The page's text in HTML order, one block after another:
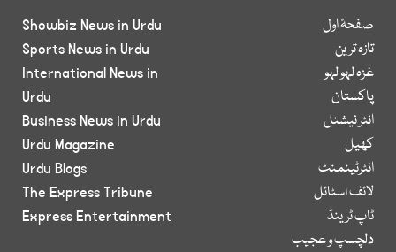
صفحۂ اول
تازہ ترین
غزہ لہو لہو
پاکستان
انٹر نیشنل
کھیل
انٹرٹینمنٹ
لائف اسٹائل
ٹاپ ٹرینڈ
دلچسپ و عجیب
Showbiz News in Urdu
Sports News in Urdu
International News in
Urdu
Business News in Urdu
Urdu Magazine
Urdu Blogs
The Express Tribune
Express Entertainment